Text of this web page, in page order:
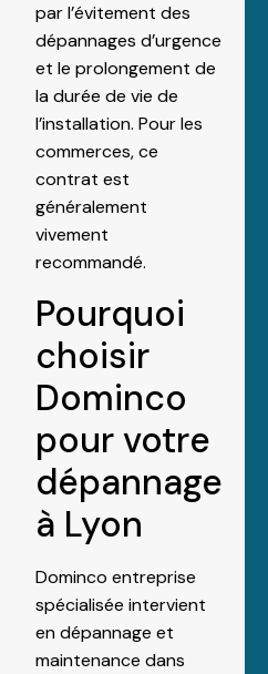
par l’évitement des
dépannages d’urgence
et le prolongement de
la durée de vie de
l’installation. Pour les
commerces, ce
contrat est
généralement
vivement
recommandé.
Pourquoi
choisir
Dominco
pour votre
dépannage
à Lyon
Dominco entreprise
spécialisée intervient
en dépannage et
maintenance dans